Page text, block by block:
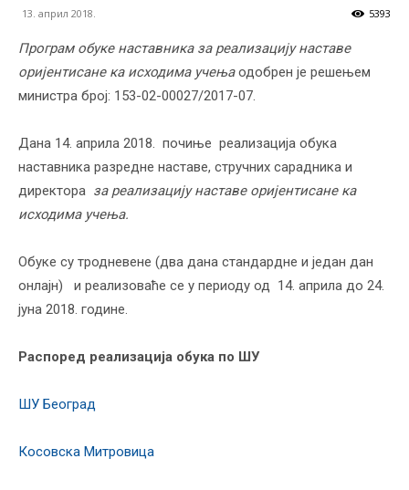
13. април 2018. 5393
Програм обуке наставника за реализацију наставе
оријентисане ка исходима учењаодобрен је решењем
министра број: 153-02-00027/2017-07.
Дана 14. априла 2018. почиње реализација обука
наставника разредне наставе, стручних сарадника и
директора за реализацију наставе оријентисане ка
исходима учења.
Обуке су тродневене (два дана стандардне и један дан
онлајн) и реализоваће се у периоду од 14. априла до 24.
јуна 2018. године.
Распоред реализација обука по ШУ
ШУ Београд
Косовска Митровица